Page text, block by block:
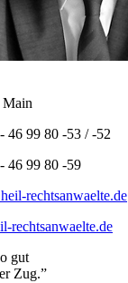
Main
46 99 80 -53 / -52
46 99 80 -59
rechtsanwaelte.de
rechtsanwaelte.de
gut
Zug.”